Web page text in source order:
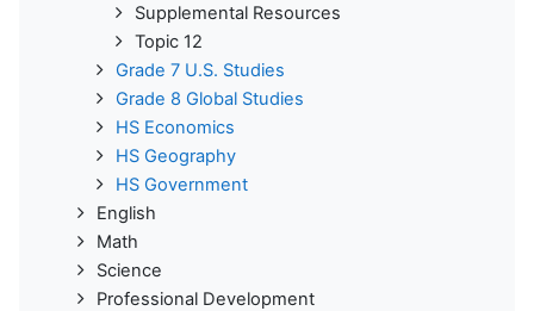
Supplemental Resources
Topic 12
Grade 7 U.S. Studies
Grade 8 Global Studies
HS Economics
HS Geography
HS Government
English
Math
Science
Professional Development